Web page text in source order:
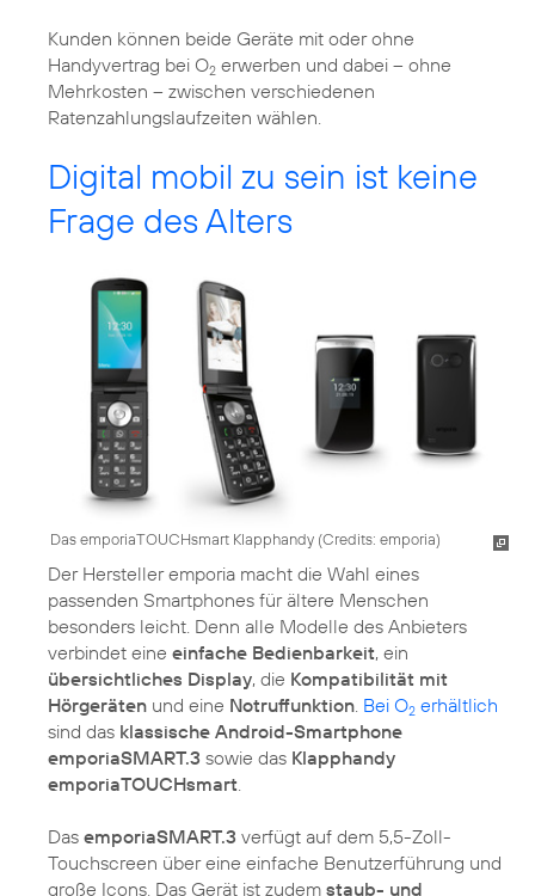
Kunden können beide Geräte mit oder ohne
Handyvertrag bei O2 erwerben und dabei – ohne
Mehrkosten – zwischen verschiedenen
Ratenzahlungslaufzeiten wählen.
Digital mobil zu sein ist keine
Frage des Alters
Das emporiaTOUCHsmart Klapphandy (Credits: emporia)
Der Hersteller emporia macht die Wahl eines
passenden Smartphones für ältere Menschen
besonders leicht. Denn alle Modelle des Anbieters
verbindet eine einfache Bedienbarkeit, ein
übersichtliches Display, die Kompatibilität mit
Hörgeräten und eine Notruffunktion Bei O2 erhältlich
sind das klassische Android-Smartphone
emporiaSMART.3 sowie das Klapphandy
emporiaTOUCHsmart
Das emporiaSMART.3 verfügt auf dem 5,5-Zoll-
Touchscreen über eine einfache Benutzerführung und
große Icons. Das Gerät ist zudem staub- und